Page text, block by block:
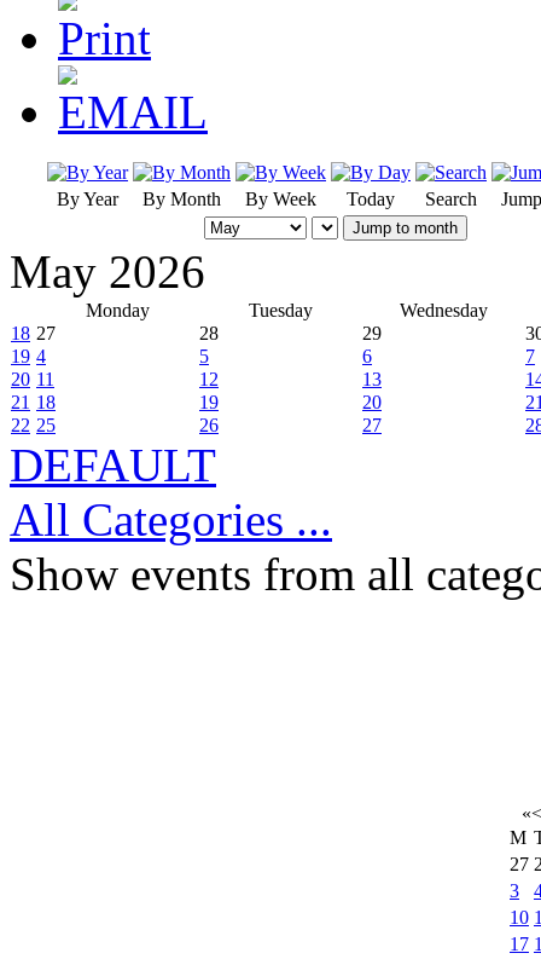
By Year By Month By Week Today Search
Jump to month
May 2026
Monday Tuesday
Wednesday
18 27 28 29
19 4 5 6
7
20 11 12 13
21 18 19 20
22 25 26 27
DEFAULT
All Categories ...
Show events from all
«<
M
27
3
10
17